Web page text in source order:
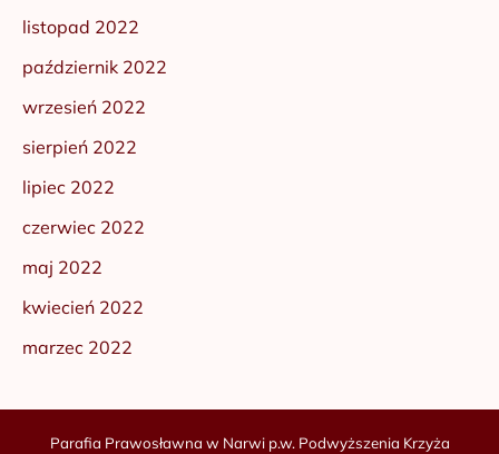
listopad 2022
październik 2022
wrzesień 2022
sierpień 2022
lipiec 2022
czerwiec 2022
maj 2022
kwiecień 2022
marzec 2022
Parafia Prawosławna w Narwi p.w. Podwyższenia Krzyża